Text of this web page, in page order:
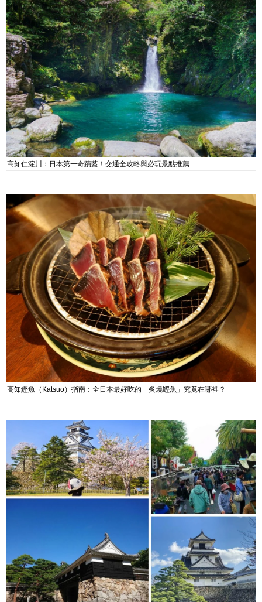
高知仁淀川：日本第一奇蹟藍！交通全攻略與必玩景點推薦
高知鰹魚（Katsuo）指南：全日本最好吃的「炙燒鰹魚」究竟在哪裡？